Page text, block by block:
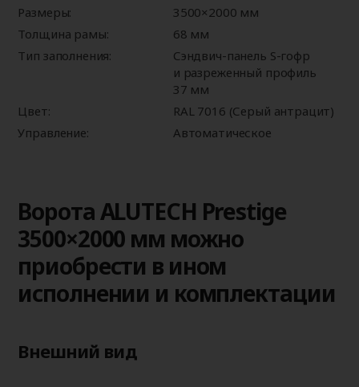
Размеры:
3500×2000 мм
Толщина рамы:
68 мм
Тип заполнения:
Сэндвич-панель S-гофр
и разреженный профиль
37 мм
Цвет:
RAL 7016 (Серый антрацит)
Управление:
Автоматическое
Ворота ALUTECH Prestige
3500×2000 мм можно
приобрести в ином
исполнении и комплектации
Внешний вид